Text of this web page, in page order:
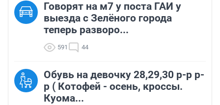
Говорят на м7 у поста ГАИ у
выезда с Зелёного города
теперь разворо...
591 44
Обувь на девочку 28,29,30 р-р р-
р ( Котофей - осень, кроссы.
Куома...